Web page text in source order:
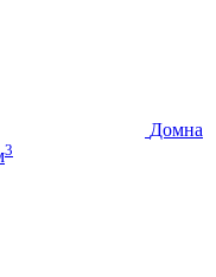
Домна
3